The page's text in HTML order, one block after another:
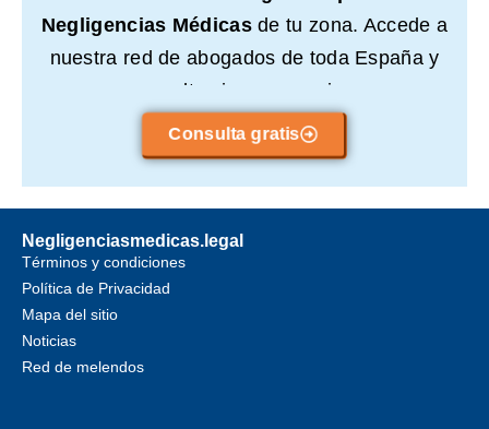
Negligencias Médicasde tu zona. Accede a
nuestra red de abogados de toda España y
consulta sin compromiso.
Consulta gratis
Negligenciasmedicas.legal
Términos y condiciones
Política de Privacidad
Mapa del sitio
Noticias
Red de melendos